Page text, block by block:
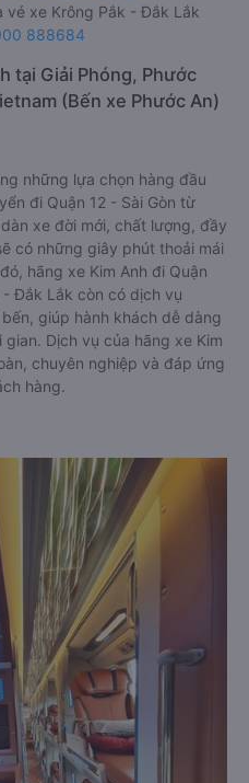
vé xe Krông Pắk - Đắk Lắk
888684
tại Giải Phóng, Phước
(Bến xe Phước An)
những lựa chọn hàng đầu
đi Quận 12 - Sài Gòn từ
xe đời mới, chất lượng, đầy
có những giây phút thoải mái
hãng xe Kim Anh đi Quận
- Đắk Lắk còn có dịch vụ
giúp hành khách dễ dàng
Dịch vụ của hãng xe Kim
chuyên nghiệp và đáp ứng
hàng.